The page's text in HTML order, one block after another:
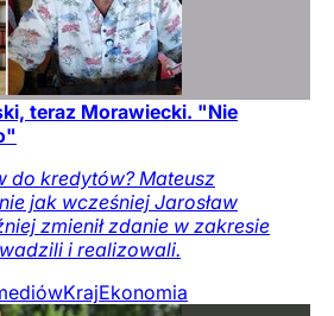
teraz Morawiecki. "Nie
do kredytów? Mateusz
jak wcześniej Jarosław
zmienił zdanie w zakresie
i realizowali.
KrajEkonomia